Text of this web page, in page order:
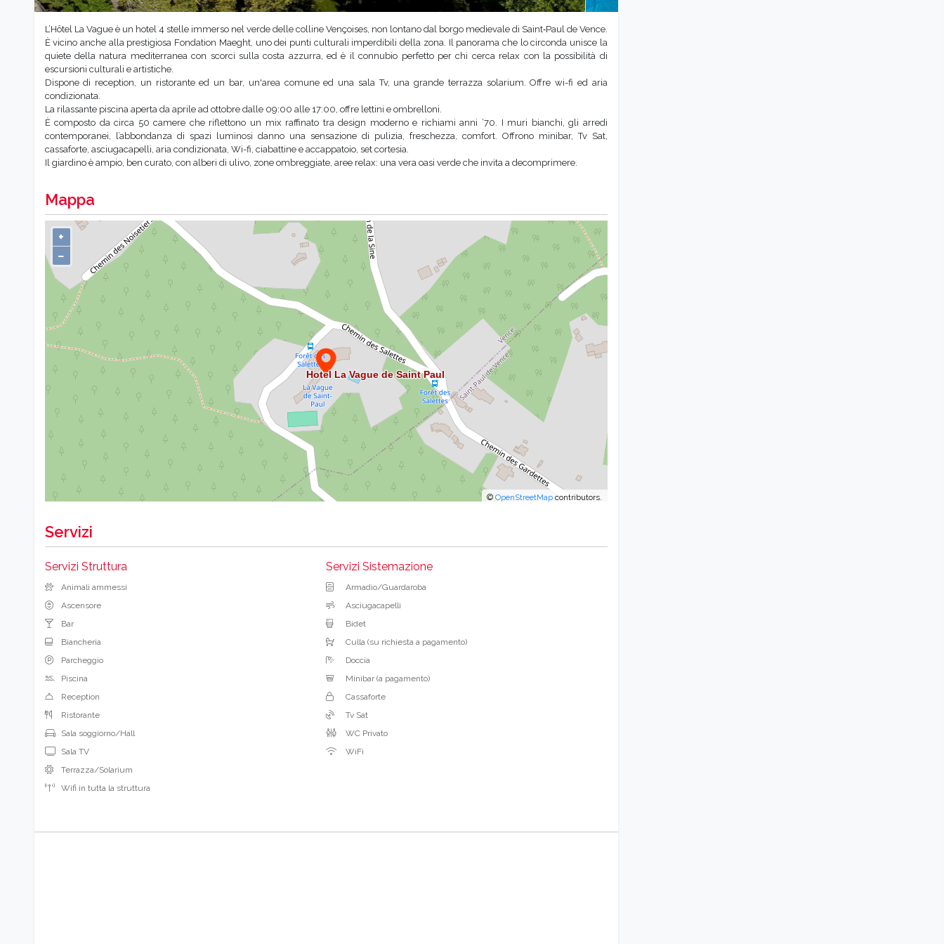
L’Hôtel La Vague è un hotel 4 stelle immerso nel verde delle colline Vençoises, non lontano dal borgo medievale di Saint‑Paul de Vence.
È vicino anche alla prestigiosa Fondation Maeght, uno dei punti culturali imperdibili della zona. Il panorama che lo circonda unisce la
quiete della natura mediterranea con scorci sulla costa azzurra, ed è il connubio perfetto per chi cerca relax con la possibilità di
escursioni culturali e artistiche.
Dispone di reception, un ristorante ed un bar, un'area comune ed una sala Tv, una grande terrazza solarium. Offre wi-fi ed aria
condizionata.
La rilassante piscina aperta da aprile ad ottobre dalle 09:00 alle 17:00, offre lettini e ombrelloni.
È composto da circa 50 camere che riflettono un mix raffinato tra design moderno e richiami anni ’70. I muri bianchi, gli arredi
contemporanei, l’abbondanza di spazi luminosi danno una sensazione di pulizia, freschezza, comfort. Offrono minibar, Tv Sat,
cassaforte, asciugacapelli, aria condizionata, Wi-fi, ciabattine e accappatoio, set cortesia.
Il giardino è ampio, ben curato, con alberi di ulivo, zone ombreggiate, aree relax: una vera oasi verde che invita a decomprimere.
Mappa
+
−
©OpenStreetMap contributors.
Servizi
Servizi Struttura
Animali ammessi
Ascensore
Bar
Biancheria
Parcheggio
Piscina
Reception
Ristorante
Sala soggiorno/Hall
Sala TV
Terrazza/Solarium
Wifi in tutta la struttura
Servizi Sistemazione
Armadio/Guardaroba
Asciugacapelli
Bidet
Culla (su richiesta a pagamento)
Doccia
Minibar (a pagamento)
Cassaforte
Tv Sat
WC Privato
WiFi